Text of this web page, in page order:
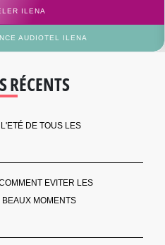
ILENA
AUDIOTEL ILENA
RÉCENTS
DE TOUS LES
EVITER LES
MOMENTS